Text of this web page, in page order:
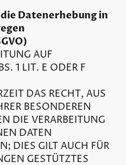
Datenerhebung in
AUF
1 LIT. E ODER F
DAS RECHT, AUS
BESONDEREN
DIE VERARBEITUNG
DATEN
DIES GILT AUCH FÜR
GESTÜTZTES